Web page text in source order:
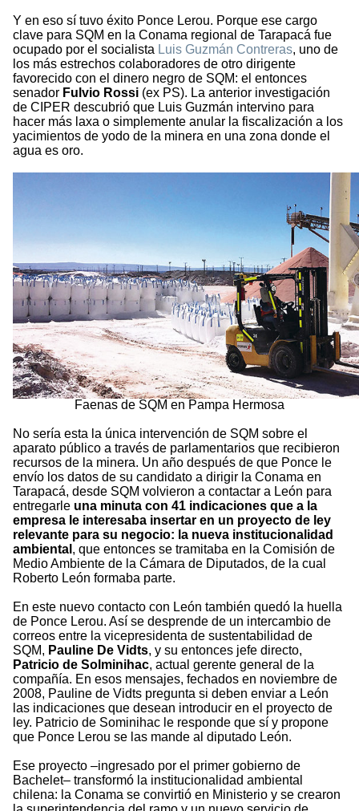
Y en eso sí tuvo éxito Ponce Lerou. Porque ese cargo
clave para SQM en la Conama regional de Tarapacá fue
ocupado por el socialista Luis Guzmán Contreras, uno de
los más estrechos colaboradores de otro dirigente
favorecido con el dinero negro de SQM: el entonces
senador Fulvio Rossi (ex PS). La anterior investigación
de CIPER descubrió que Luis Guzmán intervino para
hacer más laxa o simplemente anular la fiscalización a los
yacimientos de yodo de la minera en una zona donde el
agua es oro.
Faenas de SQM en Pampa Hermosa
No sería esta la única intervención de SQM sobre el
aparato público a través de parlamentarios que recibieron
recursos de la minera. Un año después de que Ponce le
envío los datos de su candidato a dirigir la Conama en
Tarapacá, desde SQM volvieron a contactar a León para
entregarle una minuta con 41 indicaciones que a la
empresa le interesaba insertar en un proyecto de ley
relevante para su negocio: la nueva institucionalidad
ambiental , que entonces se tramitaba en la Comisión de
Medio Ambiente de la Cámara de Diputados, de la cual
Roberto León formaba parte.
En este nuevo contacto con León también quedó la huella
de Ponce Lerou. Así se desprende de un intercambio de
correos entre la vicepresidenta de sustentabilidad de
SQM, Pauline De Vidts, y su entonces jefe directo,
Patricio de Solminihac, actual gerente general de la
compañía. En esos mensajes, fechados en noviembre de
2008, Pauline de Vidts pregunta si deben enviar a León
las indicaciones que desean introducir en el proyecto de
ley. Patricio de Sominihac le responde que sí y propone
que Ponce Lerou se las mande al diputado León.
Ese proyecto –ingresado por el primer gobierno de
Bachelet– transformó la institucionalidad ambiental
chilena: la Conama se convirtió en Ministerio y se crearon